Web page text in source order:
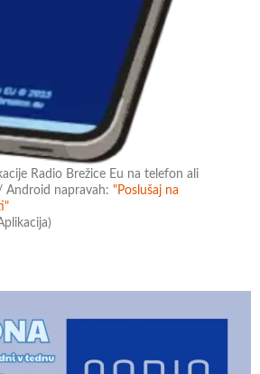
Radio Brežice Eu na telefon ali
Android napravah:"Poslušaj na